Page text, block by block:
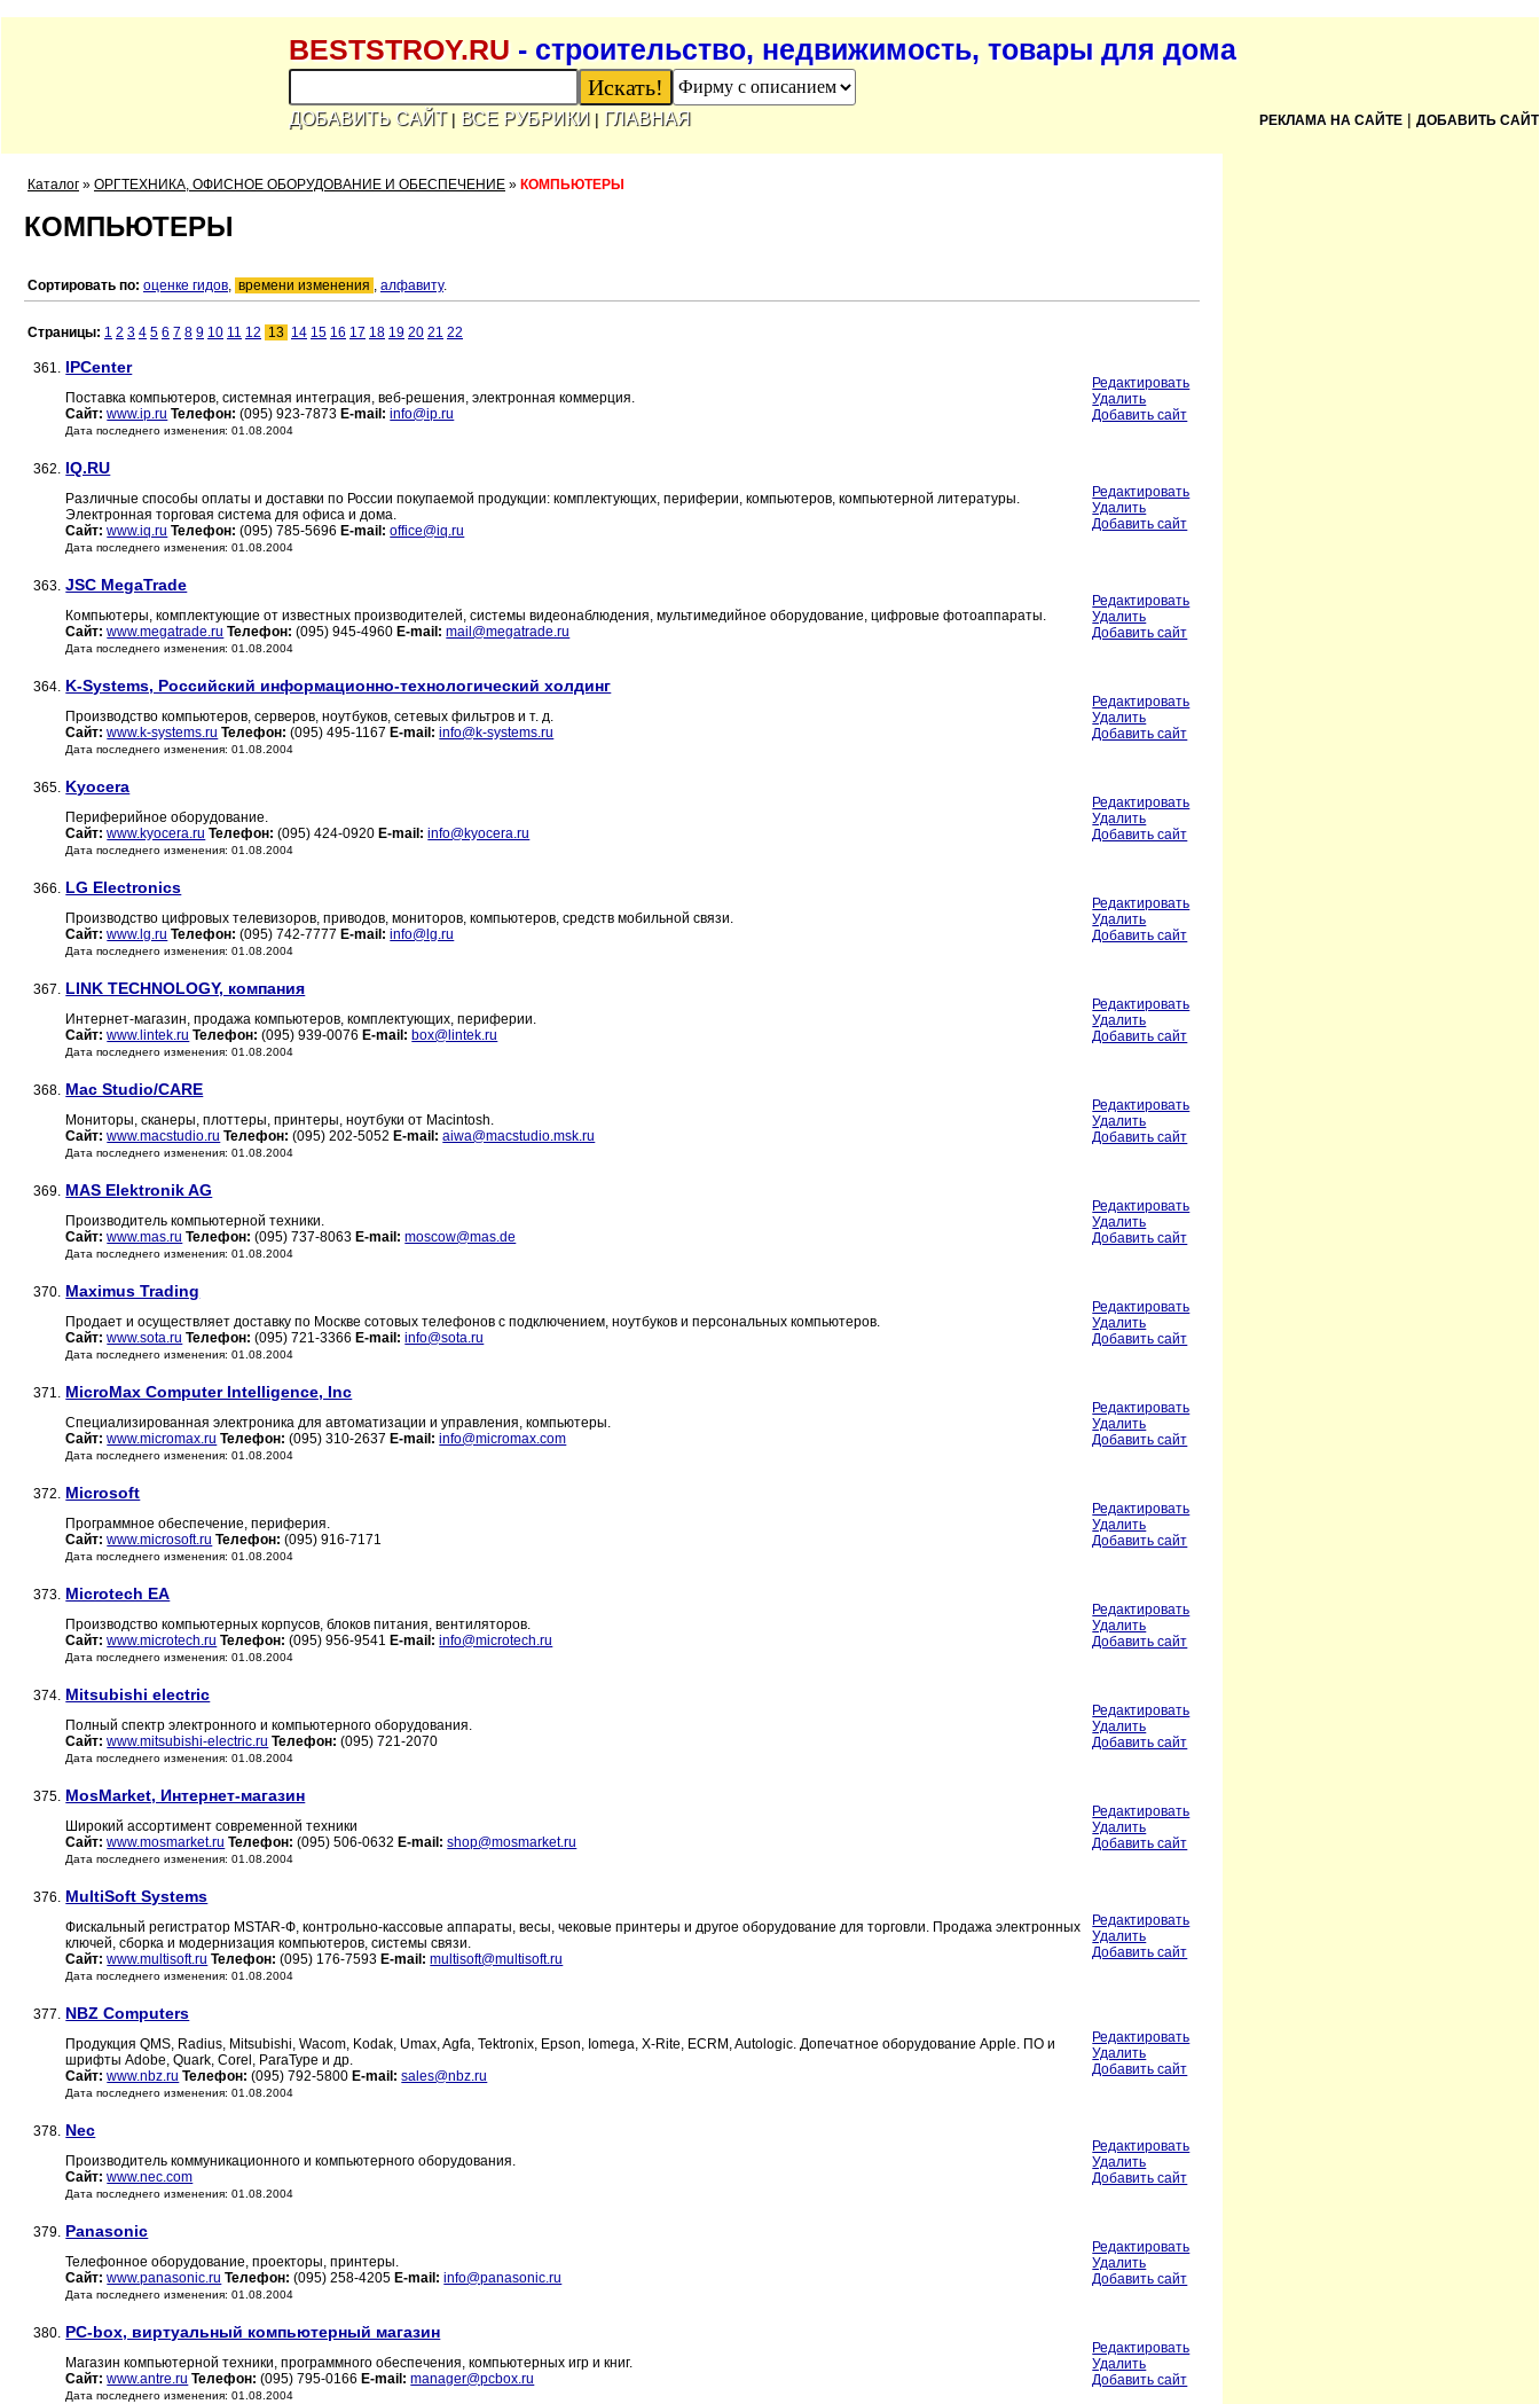
BESTSTROY.RU - строительство, недвижимость, товары для дома
ДОБАВИТЬ САЙТ| ВСЕ РУБРИКИ | ГЛАВНАЯ РЕКЛАМА НА САЙТЕ | ДОБАВИТЬ САЙТ
Каталог » ОРГТЕХНИКА, ОФИСНОЕ ОБОРУДОВАНИЕ И ОБЕСПЕЧЕНИЕ » КОМПЬЮТЕРЫ
КОМПЬЮТЕРЫ
Сортировать по: оценке гидов, времени изменения , алфавиту.
Страницы: 1 2 3 4 5 6 7 8 9 10 11 12 13 14 15 16 17 18 19 20 21 22
361. IPCenter
Поставка компьютеров, системная интеграция, веб-решения, электронная коммерция.
Сайт: www.ip.ru Телефон: (095) 923-7873 E-mail: info@ip.ru
Дата последнего изменения: 01.08.2004
Редактировать
Удалить
Добавить сайт
362. IQ.RU
Различные способы оплаты и доставки по России покупаемой продукции: комплектующих, периферии, компьютеров, компьютерной литературы.
Электронная торговая система для офиса и дома.
Сайт: www.iq.ru Телефон: (095) 785-5696 E-mail: office@iq.ru
Дата последнего изменения: 01.08.2004
Редактировать
Удалить
Добавить сайт
363. JSC MegaTrade
Компьютеры, комплектующие от известных производителей, системы видеонаблюдения, мультимедийное оборудование, цифровые фотоаппараты.
Сайт: www.megatrade.ru Телефон: (095) 945-4960 E-mail: mail@megatrade.ru
Дата последнего изменения: 01.08.2004
Редактировать
Удалить
Добавить сайт
364. K-Systems, Российский информационно-технологический холдинг
Производство компьютеров, серверов, ноутбуков, сетевых фильтров и т. д.
Сайт: www.k-systems.ru Телефон: (095) 495-1167 E-mail: info@k-systems.ru
Дата последнего изменения: 01.08.2004
Редактировать
Удалить
Добавить сайт
365. Kyocera
Периферийное оборудование.
Сайт: www.kyocera.ru Телефон: (095) 424-0920 E-mail: info@kyocera.ru
Дата последнего изменения: 01.08.2004
Редактировать
Удалить
Добавить сайт
366. LG Electronics
Производство цифровых телевизоров, приводов, мониторов, компьютеров, средств мобильной связи.
Сайт: www.lg.ru Телефон: (095) 742-7777 E-mail: info@lg.ru
Дата последнего изменения: 01.08.2004
Редактировать
Удалить
Добавить сайт
367. LINK TECHNOLOGY, компания
Интернет-магазин, продажа компьютеров, комплектующих, периферии.
Сайт: www.lintek.ru Телефон: (095) 939-0076 E-mail: box@lintek.ru
Дата последнего изменения: 01.08.2004
Редактировать
Удалить
Добавить сайт
368. Mac Studio/CARE
Мониторы, сканеры, плоттеры, принтеры, ноутбуки от Macintosh.
Сайт: www.macstudio.ru Телефон: (095) 202-5052 E-mail: aiwa@macstudio.msk.ru
Дата последнего изменения: 01.08.2004
Редактировать
Удалить
Добавить сайт
369. MAS Elektronik AG
Производитель компьютерной техники.
Сайт: www.mas.ru Телефон: (095) 737-8063 E-mail: moscow@mas.de
Дата последнего изменения: 01.08.2004
Редактировать
Удалить
Добавить сайт
370. Maximus Trading
Продает и осуществляет доставку по Москве сотовых телефонов с подключением, ноутбуков и персональных компьютеров.
Сайт: www.sota.ru Телефон: (095) 721-3366 E-mail: info@sota.ru
Дата последнего изменения: 01.08.2004
Редактировать
Удалить
Добавить сайт
371. MicroMax Computer Intelligence, Inc
Специализированная электроника для автоматизации и управления, компьютеры.
Сайт: www.micromax.ru Телефон: (095) 310-2637 E-mail: info@micromax.com
Дата последнего изменения: 01.08.2004
Редактировать
Удалить
Добавить сайт
372. Microsoft
Программное обеспечение, периферия.
Сайт: www.microsoft.ru Телефон: (095) 916-7171
Дата последнего изменения: 01.08.2004
Редактировать
Удалить
Добавить сайт
373. Microtech EA
Производство компьютерных корпусов, блоков питания, вентиляторов.
Сайт: www.microtech.ru Телефон: (095) 956-9541 E-mail: info@microtech.ru
Дата последнего изменения: 01.08.2004
Редактировать
Удалить
Добавить сайт
374. Mitsubishi electric
Полный спектр электронного и компьютерного оборудования.
Сайт: www.mitsubishi-electric.ru Телефон: (095) 721-2070
Дата последнего изменения: 01.08.2004
Редактировать
Удалить
Добавить сайт
375. MosMarket, Интернет-магазин
Широкий ассортимент современной техники
Сайт: www.mosmarket.ru Телефон: (095) 506-0632 E-mail: shop@mosmarket.ru
Дата последнего изменения: 01.08.2004
Редактировать
Удалить
Добавить сайт
376. MultiSoft Systems
Фискальный регистратор МSTAR-Ф, контрольно-кассовые аппараты, весы, чековые принтеры и другое оборудование для торговли. Продажа электронных
ключей, сборка и модернизация компьютеров, системы связи.
Сайт: www.multisoft.ru Телефон: (095) 176-7593 E-mail: multisoft@multisoft.ru
Дата последнего изменения: 01.08.2004
Редактировать
Удалить
Добавить сайт
377. NBZ Computers
Продукция QMS, Radius, Mitsubishi, Wacom, Kodak, Umax, Agfa, Tektronix, Epson, Iomega, X-Rite, ECRM, Autologic. Допечатное оборудование Apple. ПО и
шрифты Adobe, Quark, Corel, ParaType и др.
Сайт: www.nbz.ru Телефон: (095) 792-5800 E-mail: sales@nbz.ru
Дата последнего изменения: 01.08.2004
Редактировать
Удалить
Добавить сайт
378. Nec
Производитель коммуникационного и компьютерного оборудования.
Сайт: www.nec.com
Дата последнего изменения: 01.08.2004
Редактировать
Удалить
Добавить сайт
379. Panasonic
Телефонное оборудование, проекторы, принтеры.
Сайт: www.panasonic.ru Телефон: (095) 258-4205 E-mail: info@panasonic.ru
Дата последнего изменения: 01.08.2004
Редактировать
Удалить
Добавить сайт
380. PC-box, виртуальный компьютерный магазин
Магазин компьютерной техники, программного обеспечения, компьютерных игр и книг.
Сайт: www.antre.ru Телефон: (095) 795-0166 E-mail: manager@pcbox.ru
Дата последнего изменения: 01.08.2004
Редактировать
Удалить
Добавить сайт